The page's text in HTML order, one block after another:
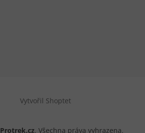
Vytvořil Shoptet
Protrek.cz. Všechna práva vyhrazena.